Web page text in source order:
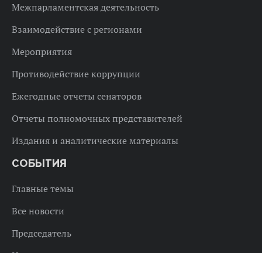
Межпарламентская деятельность
Взаимодействие с регионами
Мероприятия
Противодействие коррупции
Ежегодные отчеты сенаторов
Отчеты полномочных представителей
Издания и аналитические материалы
СОБЫТИЯ
Главные темы
Все новости
Председатель